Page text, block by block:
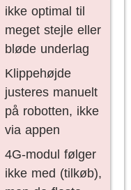
ikke optimal til
meget stejle eller
bløde underlag
Klippehøjde
justeres manuelt
på robotten, ikke
via appen
4G-modul følger
ikke med (tilkøb),